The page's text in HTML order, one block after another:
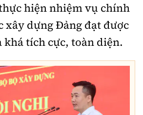
hiện nhiệm vụ chính
xây dựng Đảng đạt được
khá tích cực, toàn diện.